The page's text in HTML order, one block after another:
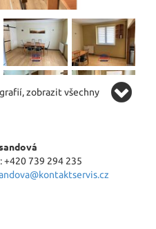
zobrazit všechny
+420 739 294 235